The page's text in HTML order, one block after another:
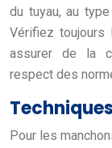
du tuyau, au
Vérifiez toujours
assurer de la
respect des
Pour les